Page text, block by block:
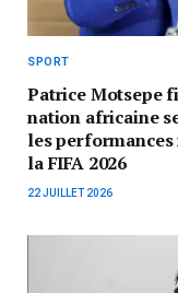
SPORT
Patrice Motsepe
nation africaine
les performances
la FIFA 2026
22 JUILLET 2026